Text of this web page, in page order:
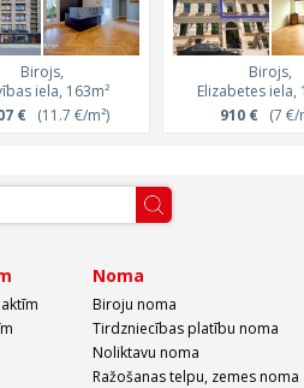
Birojs,
iela, 163m²
€(11.7 €/m²)
Birojs,
Elizabetes iela,
910 € (7 €/
Noma
Biroju noma
Tirdzniecības platību noma
Noliktavu noma
Ražošanas telpu, zemes noma